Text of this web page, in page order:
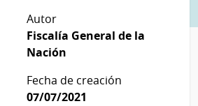
Autor
Fiscalía General de la
Nación
Fecha de creación
07/07/2021